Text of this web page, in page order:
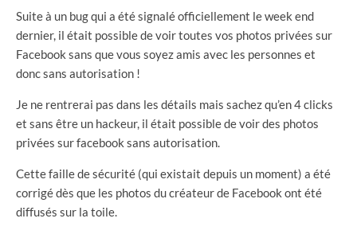
Suite à un bug qui a été signalé officiellement le week end
dernier, il était possible de voir toutes vos photos privées sur
Facebook sans que vous soyez amis avec les personnes et
donc sans autorisation !
Je ne rentrerai pas dans les détails mais sachez qu’en 4 clicks
et sans être un hackeur, il était possible de voir des photos
privées sur facebook sans autorisation.
Cette faille de sécurité (qui existait depuis un moment) a été
corrigé dès que les photos du créateur de Facebook ont été
diffusés sur la toile.